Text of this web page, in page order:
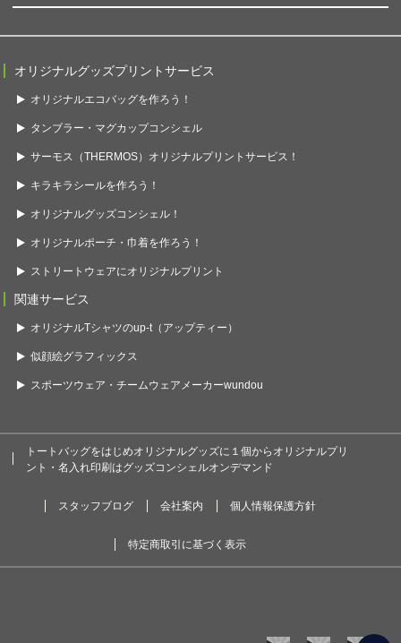
オリジナルグッズプリントサービス
オリジナルエコバッグを作ろう！
タンブラー・マグカップコンシェル
サーモス（THERMOS）オリジナルプリントサービス！
キラキラシールを作ろう！
オリジナルグッズコンシェル！
オリジナルポーチ・巾着を作ろう！
ストリートウェアにオリジナルプリント
関連サービス
オリジナルTシャツのup-t（アップティー）
似顔絵グラフィックス
スポーツウェア・チームウェアメーカーwundou
トートバッグをはじめオリジナルグッズに１個からオリジナルプリ
ント・名入れ印刷はグッズコンシェルオンデマンド
スタッフブログ 会社案内 個人情報保護方針
特定商取引に基づく表示